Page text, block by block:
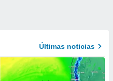
Últimas noticias